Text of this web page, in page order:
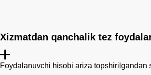
Xizmatdan qanchalik tez
Foydalanuvchi hisobi ariza topshirilgandan